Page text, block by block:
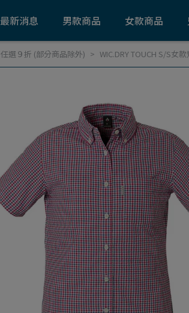
最新消息 男款商品 女款商品
任選９折 (部分商品除外) WIC.DRY TOUCH S/S女